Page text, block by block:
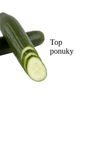
Top
ponuky